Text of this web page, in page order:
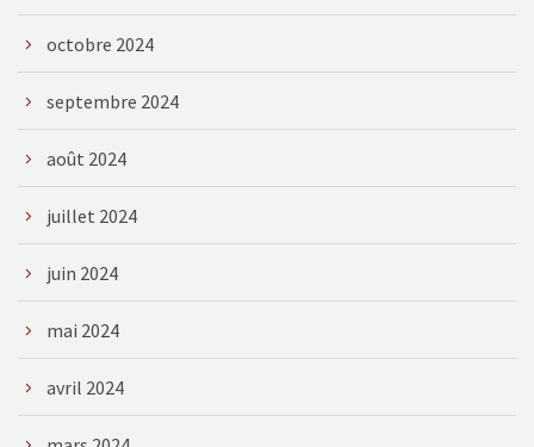
octobre 2024
septembre 2024
août 2024
juillet 2024
juin 2024
mai 2024
avril 2024